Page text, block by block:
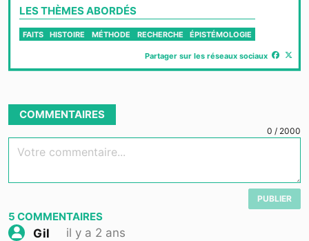
LES THÈMES ABORDÉS
FAITS HISTOIRE MÉTHODE RECHERCHE ÉPISTÉMOLOGIE
Partager sur les réseaux sociaux
COMMENTAIRES
0 / 2000
Votre commentaire...
PUBLIER
5 COMMENTAIRES
Gil
il y a 2 ans